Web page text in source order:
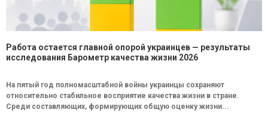
Работа остается главной опорой украинцев — результаты
исследования Барометр качества жизни 2026
На пятый год полномасштабной войны украинцы сохраняют
относительно стабильное восприятие качества жизни в стране.
Среди составляющих, формирующих общую оценку жизни...